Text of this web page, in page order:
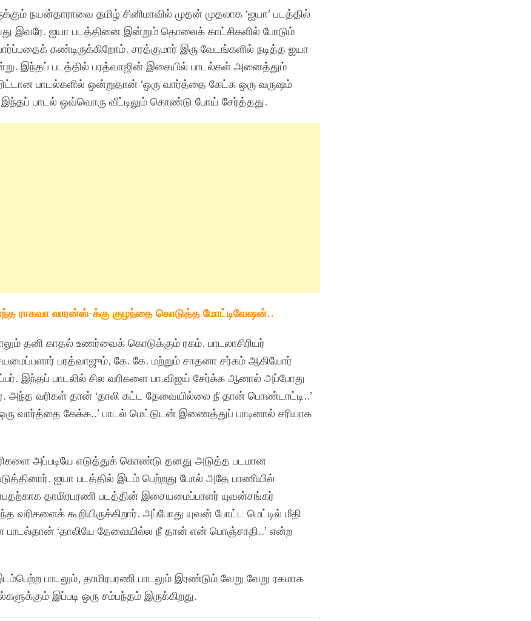
நயன்தாராவை தமிழ் சினிமாவில் முதன் முதலாக ‘ஐயா’ படத்தில்
இவரே. ஐயா படத்தினை இன்றும் தொலைக் காட்சிகளில் போடும்
கண்டிருக்கிறோம். சரத்குமார் இரு வேடங்களில் நடித்த ஐயா
இந்தப் படத்தில் பரத்வாஜின் இசையில் பாடல்கள் அனைத்தும்
பாடல்களில் ஒன்றுதான் ‘ஒரு வார்த்தை கேட்க ஒரு வருஷம்
பாடல் ஒவ்வொரு வீட்டிலும் கொண்டு போய் சேர்த்தது.
ராகவா லாரன்ஸ்-க்கு குழந்தை கொடுத்த மோட்டிவேஷன்..
தனி காதல் உணர்வைக் கொடுக்கும் ரகம். பாடலாசிரியர்
பரத்வாஜும், கே. கே. மற்றும் சாதனா சர்கம் ஆகியோர்
இந்தப் பாடலில் சில வரிகளை பா.விஜய் சேர்க்க ஆனால் அப்போது
அந்த வரிகள் தான் ‘தாலி கட்ட தேவையில்லை நீ தான் பொண்டாட்டி..’
வார்த்தை கேக்க..’ பாடல் மெட்டுடன் இணைத்துப் பாடினால் சரியாக
அப்படியே எடுத்துக் கொண்டு தனது அடுத்த படமான
ஐயா படத்தில் இடம் பெற்றது போல் அதே பாணியில்
தாமிரபரணி படத்தின் இசையமைப்பாளர் யுவன்சங்கர்
வரிகளைக் கூறியிருக்கிறார். அப்போது யுவன் போட்ட மெட்டில் மீதி
பாடல்தான் ‘தாலியே தேவையில்ல நீ தான் என் பொஞ்சாதி..’ என்ற
பாடலும், தாமிரபரணி பாடலும் இரண்டும் வேறு வேறு ரகமாக
இப்படி ஒரு சம்பந்தம் இருக்கிறது.